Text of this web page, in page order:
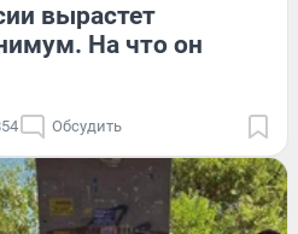
вырастет
На что он
Обсудить